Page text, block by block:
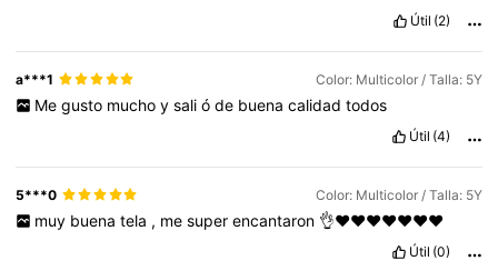
Útil (2)
a***1 Color: Multicolor / Talla: 5Y
Me gusto mucho y sali ó de buena calidad todos
Útil (4)
5***0 Color: Multicolor / Talla: 5Y
muy buena tela , me super encantaron 👌❤️❤️❤️❤️❤️❤️❤️
Útil (0)